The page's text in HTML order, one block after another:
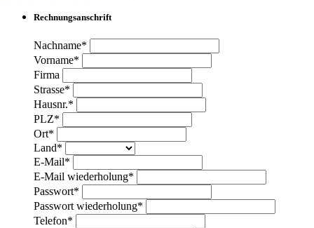
Rechnungsanschrift
Nachname*
Vorname*
Firma
Strasse*
Hausnr.*
PLZ*
Ort*
Land*
E-Mail*
E-Mail wiederholung*
Passwort*
Passwort wiederholung*
Telefon*